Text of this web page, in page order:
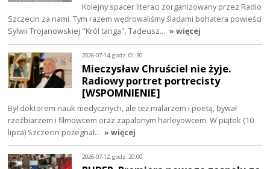
Kolejny spacer literaci zorganizowany przez Radio
Szczecin za nami. Tym razem wędrowaliśmy śladami bohatera powieści
Sylwii Trojanowskiej "Król tanga". Tadeusz… » więcej
2026-07-14, godz. 01:30
Mieczysław Chruściel nie żyje.
Radiowy portret portrecisty
[WSPOMNIENIE]
Był doktorem nauk medycznych, ale też malarzem i poetą, bywał
rzeźbiarzem i filmowcem oraz zapalonym harleyowcem. W piątek (10
lipca) Szczecin pożegnał… » więcej
2026-07-12, godz. 20:00